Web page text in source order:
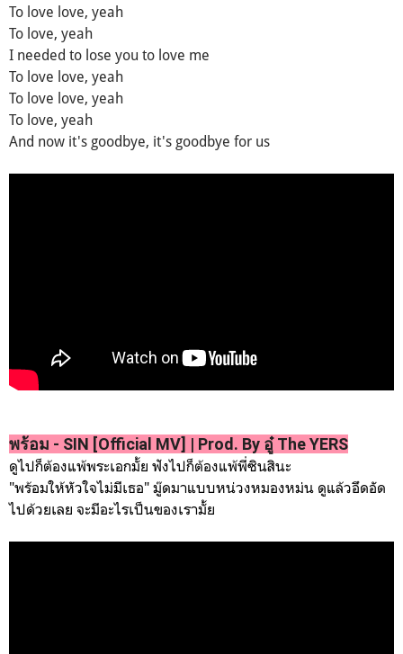
To love love, yeah
To love, yeah
I needed to lose you to love me
To love love, yeah
To love love, yeah
To love, yeah
And now it's goodbye, it's goodbye for us
พร้อม - SIN [Official MV] | Prod. By อู๋ The YERS
ดูไปก็ต้องแพ้พระเอกมั้ย ฟังไปก็ต้องแพ้พี่ซินสินะ
"พร้อมให้หัวใจไม่มีเธอ" มู๊ดมาแบบหน่วงหมองหม่น ดูแล้วอึดอัด
ไปด้วยเลย จะมีอะไรเป็นของเรามั้ย